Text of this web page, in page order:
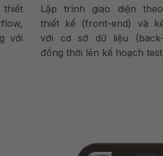
thiết
với
Lập trình giao diện
thiết kế (front-end) và
với cơ sở dữ liệu (back-
đồng thời lên kế hoạch